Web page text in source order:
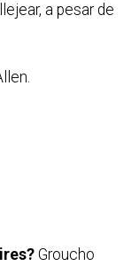
a pesar de
Groucho